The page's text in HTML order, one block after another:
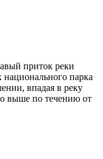
приток реки
национального парка
впадая в реку
выше по течению от